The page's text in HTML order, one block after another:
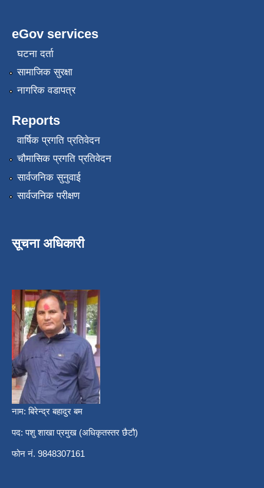
eGov services
घटना दर्ता
सामाजिक सुरक्षा
नागरिक वडापत्र
Reports
वार्षिक प्रगति प्रतिवेदन
चौमासिक प्रगति प्रतिवेदन
सार्वजनिक सुनुवाई
सार्वजनिक परीक्षण
सूचना अधिकारी
नाम: बिरेन्द्र बहादुर बम
पद: पशु शाखा प्रमुख (अधिकृतस्तर छैटौ)
फोन नं. 9848307161